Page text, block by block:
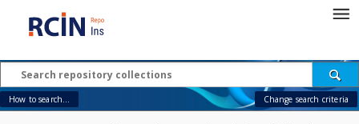
How to search... Change search criteria